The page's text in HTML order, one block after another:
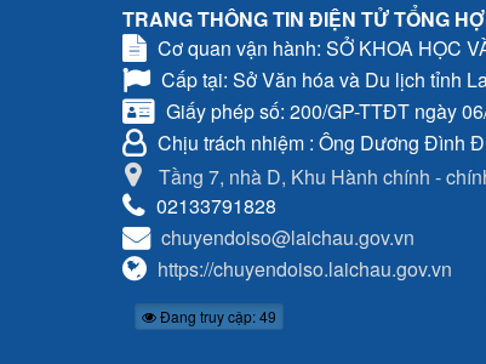
TRANG THÔNG TIN ĐIỆN TỬ TỔNG
Cơ quan vận hành: SỞ KHOA HỌC
Cấp tại: Sở Văn hóa và Du lịch tỉnh
Giấy phép số: 200/GP-TTĐT ngày
Chịu trách nhiệm : Ông Dương Đình
Tầng 7, nhà D, Khu Hành chính -
02133791828
chuyendoiso@laichau.gov.vn
https://chuyendoiso.laichau.gov.vn
Đang truy cập: 49